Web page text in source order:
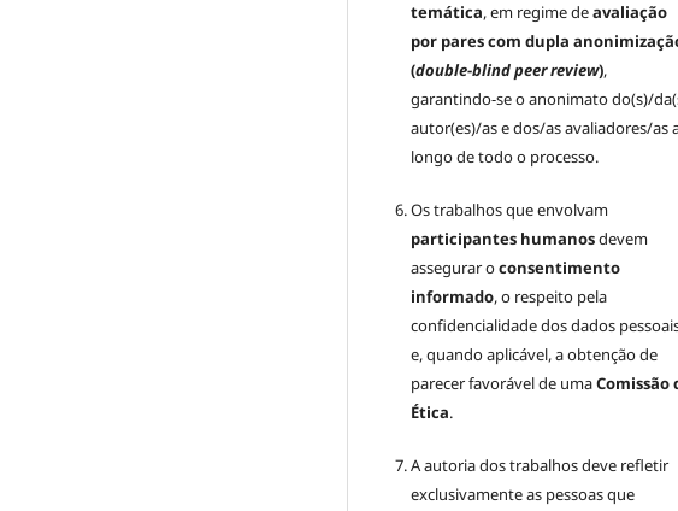
temática, em regime deavaliação
por pares com dupla
(double-blind peer review),
garantindo-se o anonimato do(s)/
autor(es)/as e dos/as avaliadores/as
longo de todo o processo.
Os trabalhos que envolvam
participantes humanosdevem
assegurar oconsentimento
informado, o respeito pela
confidencialidade dos dados
e, quando aplicável, a obtenção de
parecer favorável de umaComissão
Ética.
A autoria dos trabalhos deve refletir
exclusivamente as pessoas que